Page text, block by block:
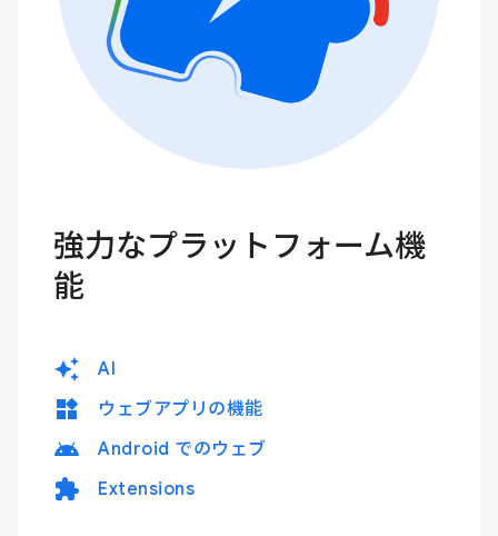
強力なプラットフォーム機
能
auto_awesome AI
widgets ウェブアプリの機能
android Android でのウェブ
extension Extensions